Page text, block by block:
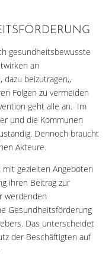
gesundheitsbewusste
an
dazu beizutragen,,
Folgen zu vermeiden
geht alle an. Im
und die Kommunen
Dennoch braucht
Akteure.
gezielten Angeboten
ihren Beitrag zur
werdenden
Gesundheitsförderung
Das unterscheidet
der Beschäftigten auf